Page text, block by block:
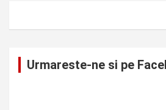
Urmareste-ne si pe